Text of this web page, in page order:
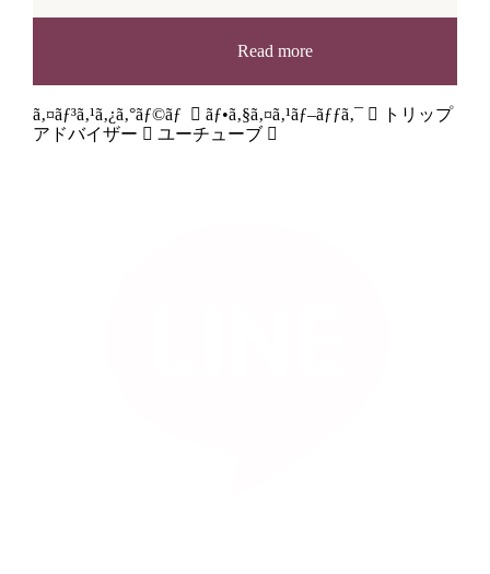
Read more
ã‚¤ãƒ³ã‚¹ã‚¿ã‚°ãƒ©ãƒ ãƒ•ã‚§ã‚¤ã‚¹ãƒ–ãƒƒã‚¯
トリップ
アドバイザー
ユーチューブ